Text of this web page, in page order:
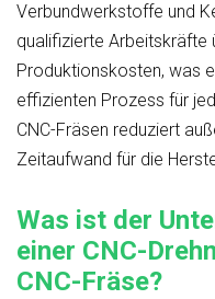
Verbundwerkstoffe und
qualifizierte Arbeitskräfte
Produktionskosten, was
effizienten Prozess für
CNC-Fräsen reduziert
Zeitaufwand für die
Was ist der
einer CNC-
CNC-Fräse?